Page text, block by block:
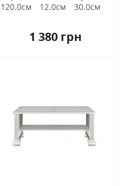
120.0см 12.0см 30.0см
1 380 грн